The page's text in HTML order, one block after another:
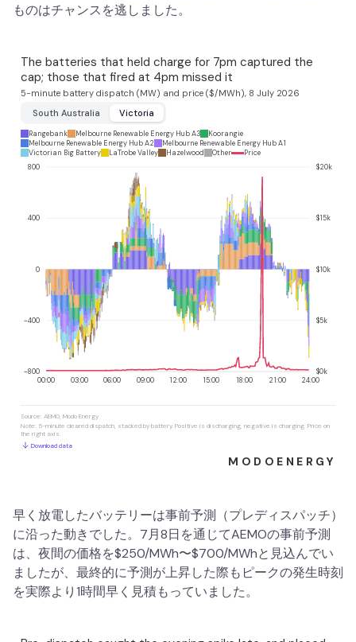
ものはチャンスを逃しました。
早く放電したバッテリーは事前予測（プレディスパッチ）
に沿った動きでした。7月8日を通じてAEMOの事前予測
は、夜間の価格を$250/MWh〜$700/MWhと見込んでい
ましたが、最終的に予測が上昇した際もピークの発生時刻
を実際より1時間早く見積もっていました。